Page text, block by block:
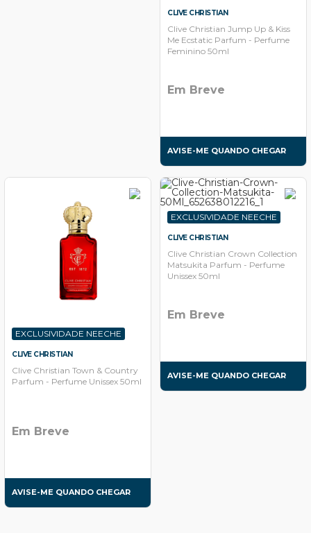
CLIVE CHRISTIAN
Clive Christian Jump Up & Kiss
Me Ecstatic Parfum - Perfume
Feminino 50ml
Em Breve
AVISE-ME QUANDO CHEGAR
EXCLUSIVIDADE NEECHE
CLIVE CHRISTIAN
Clive Christian Town & Country
Parfum - Perfume Unissex 50ml
Em Breve
AVISE-ME QUANDO CHEGAR
EXCLUSIVIDADE NEECHE
CLIVE CHRISTIAN
Clive Christian Crown Collection
Matsukita Parfum - Perfume
Unissex 50ml
Em Breve
AVISE-ME QUANDO CHEGAR